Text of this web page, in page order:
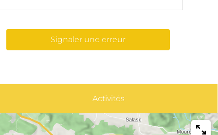
Signaler une erreur
Activités